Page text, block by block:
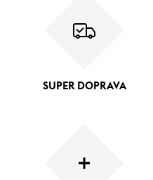
SUPER DOPRAVA